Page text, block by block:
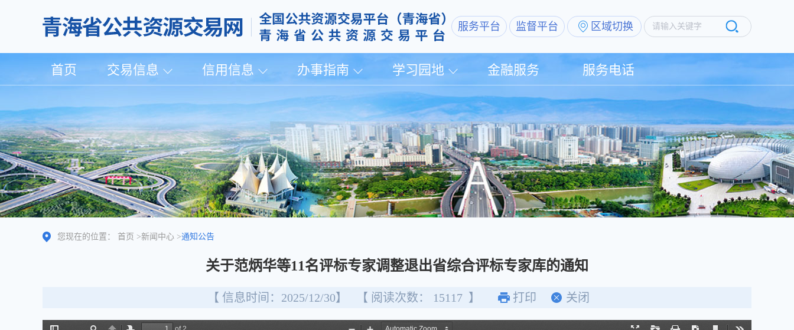
服务平台 监督平台 区域切换 请输入关键字
首页 交易信息 信用信息 办事指南 学习园地 金融服务 服务电话
您现在的位置： 首页 >新闻中心 >通知公告
关于范炳华等11名评标专家调整退出省综合评标专家库的通知
【 信息时间：2025/12/30】 【 阅读次数： 15117 】 打印 关闭